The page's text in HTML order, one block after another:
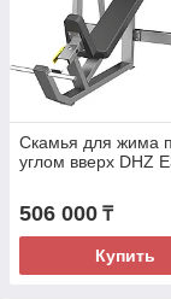
Скамья для жима
углом вверх DHZ
506 000 ₸
Купить